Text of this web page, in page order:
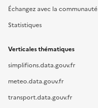
Échangez avec la communauté
Statistiques
Verticales thématiques
simplifions.data.gouv.fr
meteo.data.gouv.fr
transport.data.gouv.fr